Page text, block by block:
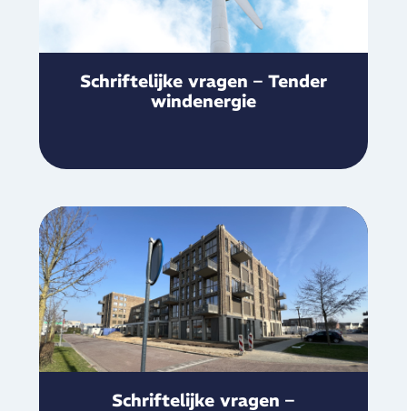
Schriftelijke vragen – Tender
windenergie
Schriftelijke vragen –